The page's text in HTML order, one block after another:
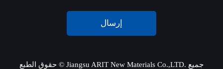
إرسال
حقوق الطبع © Jiangsu ARIT New Materials Co.,LTD. جميع